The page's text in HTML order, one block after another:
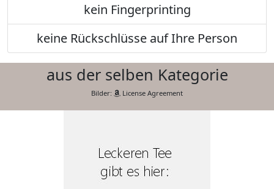
kein Fingerprinting
keine Rückschlüsse auf Ihre Person
aus der selben Kategorie
Bilder: License Agreement